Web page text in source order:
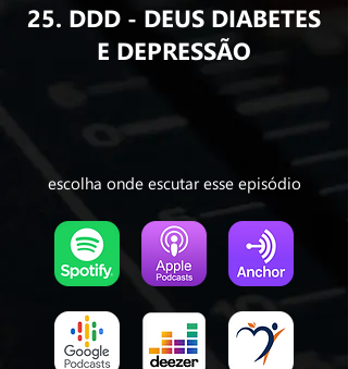
25. DDD - DEUS DIABETES
E DEPRESSÃO
escolha onde escutar esse episódio